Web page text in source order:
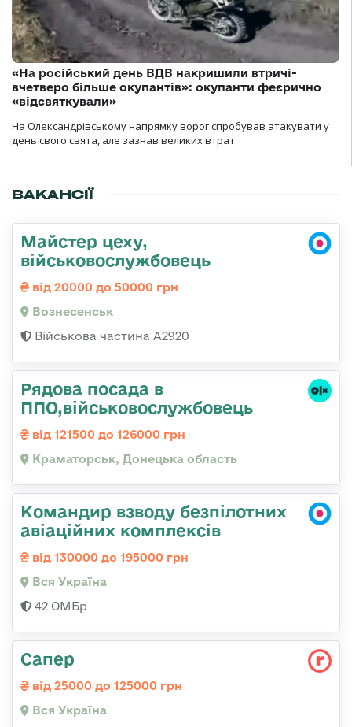
«На російський день ВДВ накришили втричі-
вчетверо більше окупантів»: окупанти феєрично
«відсвяткували»
На Олександрівському напрямку ворог спробував атакувати у
день свого свята, але зазнав великих втрат.
ВАКАНСІЇ
Майстер цеху,
військовослужбовець
від 20000 до 50000 грн
Вознесенськ
Військова частина А2920
Рядова посада в
ППО,військовослужбовець
від 121500 до 126000 грн
Краматорськ, Донецька область
Командир взводу безпілотних
авіаційних комплексів
від 130000 до 195000 грн
Вся Україна
42 ОМБр
Сапер
від 25000 до 125000 грн
Вся Україна